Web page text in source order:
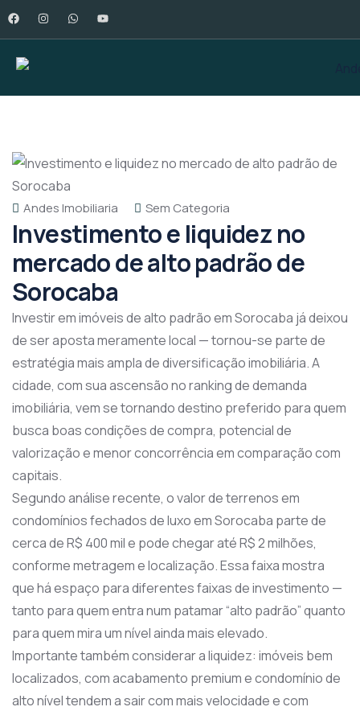
Andes Imobiliaria Sem Categoria
Investimento e liquidez no
mercado de alto padrão de
Sorocaba
Investir em imóveis de alto padrão em Sorocaba já deixou
de ser aposta meramente local — tornou-se parte de
estratégia mais ampla de diversificação imobiliária. A
cidade, com sua ascensão no ranking de demanda
imobiliária, vem se tornando destino preferido para quem
busca boas condições de compra, potencial de
valorização e menor concorrência em comparação com
capitais.
Segundo análise recente, o valor de terrenos em
condomínios fechados de luxo em Sorocaba parte de
cerca de R$ 400 mil e pode chegar até R$ 2 milhões,
conforme metragem e localização. Essa faixa mostra
que há espaço para diferentes faixas de investimento —
tanto para quem entra num patamar “alto padrão” quanto
para quem mira um nível ainda mais elevado.
Importante também considerar a liquidez: imóveis bem
localizados, com acabamento premium e condomínio de
alto nível tendem a sair com mais velocidade e com